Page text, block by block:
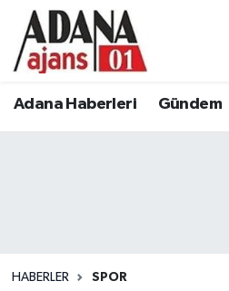
Adana Haberleri Gündem
HABERLER SPOR
Adana Haberleri
Adana Nöbetçi Eczaneler